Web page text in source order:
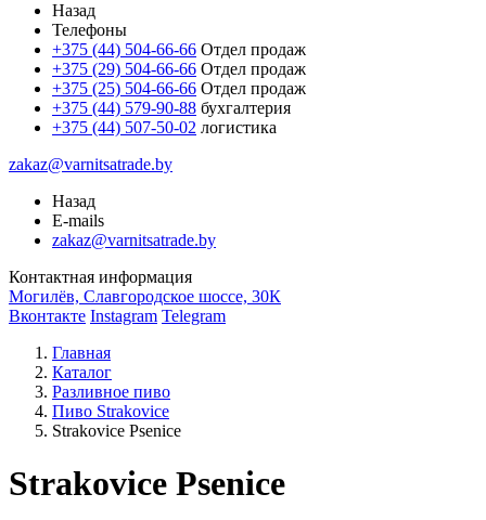
Назад
Телефоны
+375 (44) 504-66-66 Отдел продаж
+375 (29) 504-66-66 Отдел продаж
+375 (25) 504-66-66 Отдел продаж
+375 (44) 579-90-88 бухгалтерия
+375 (44) 507-50-02 логистика
zakaz@varnitsatrade.by
Назад
E-mails
zakaz@varnitsatrade.by
Контактная информация
Могилёв, Славгородское шоссе, 30К
Вконтакте Instagram Telegram
Главная
Каталог
Разливное пиво
Пиво Strakovice
Strakovice Psenice
Strakovice Psenice